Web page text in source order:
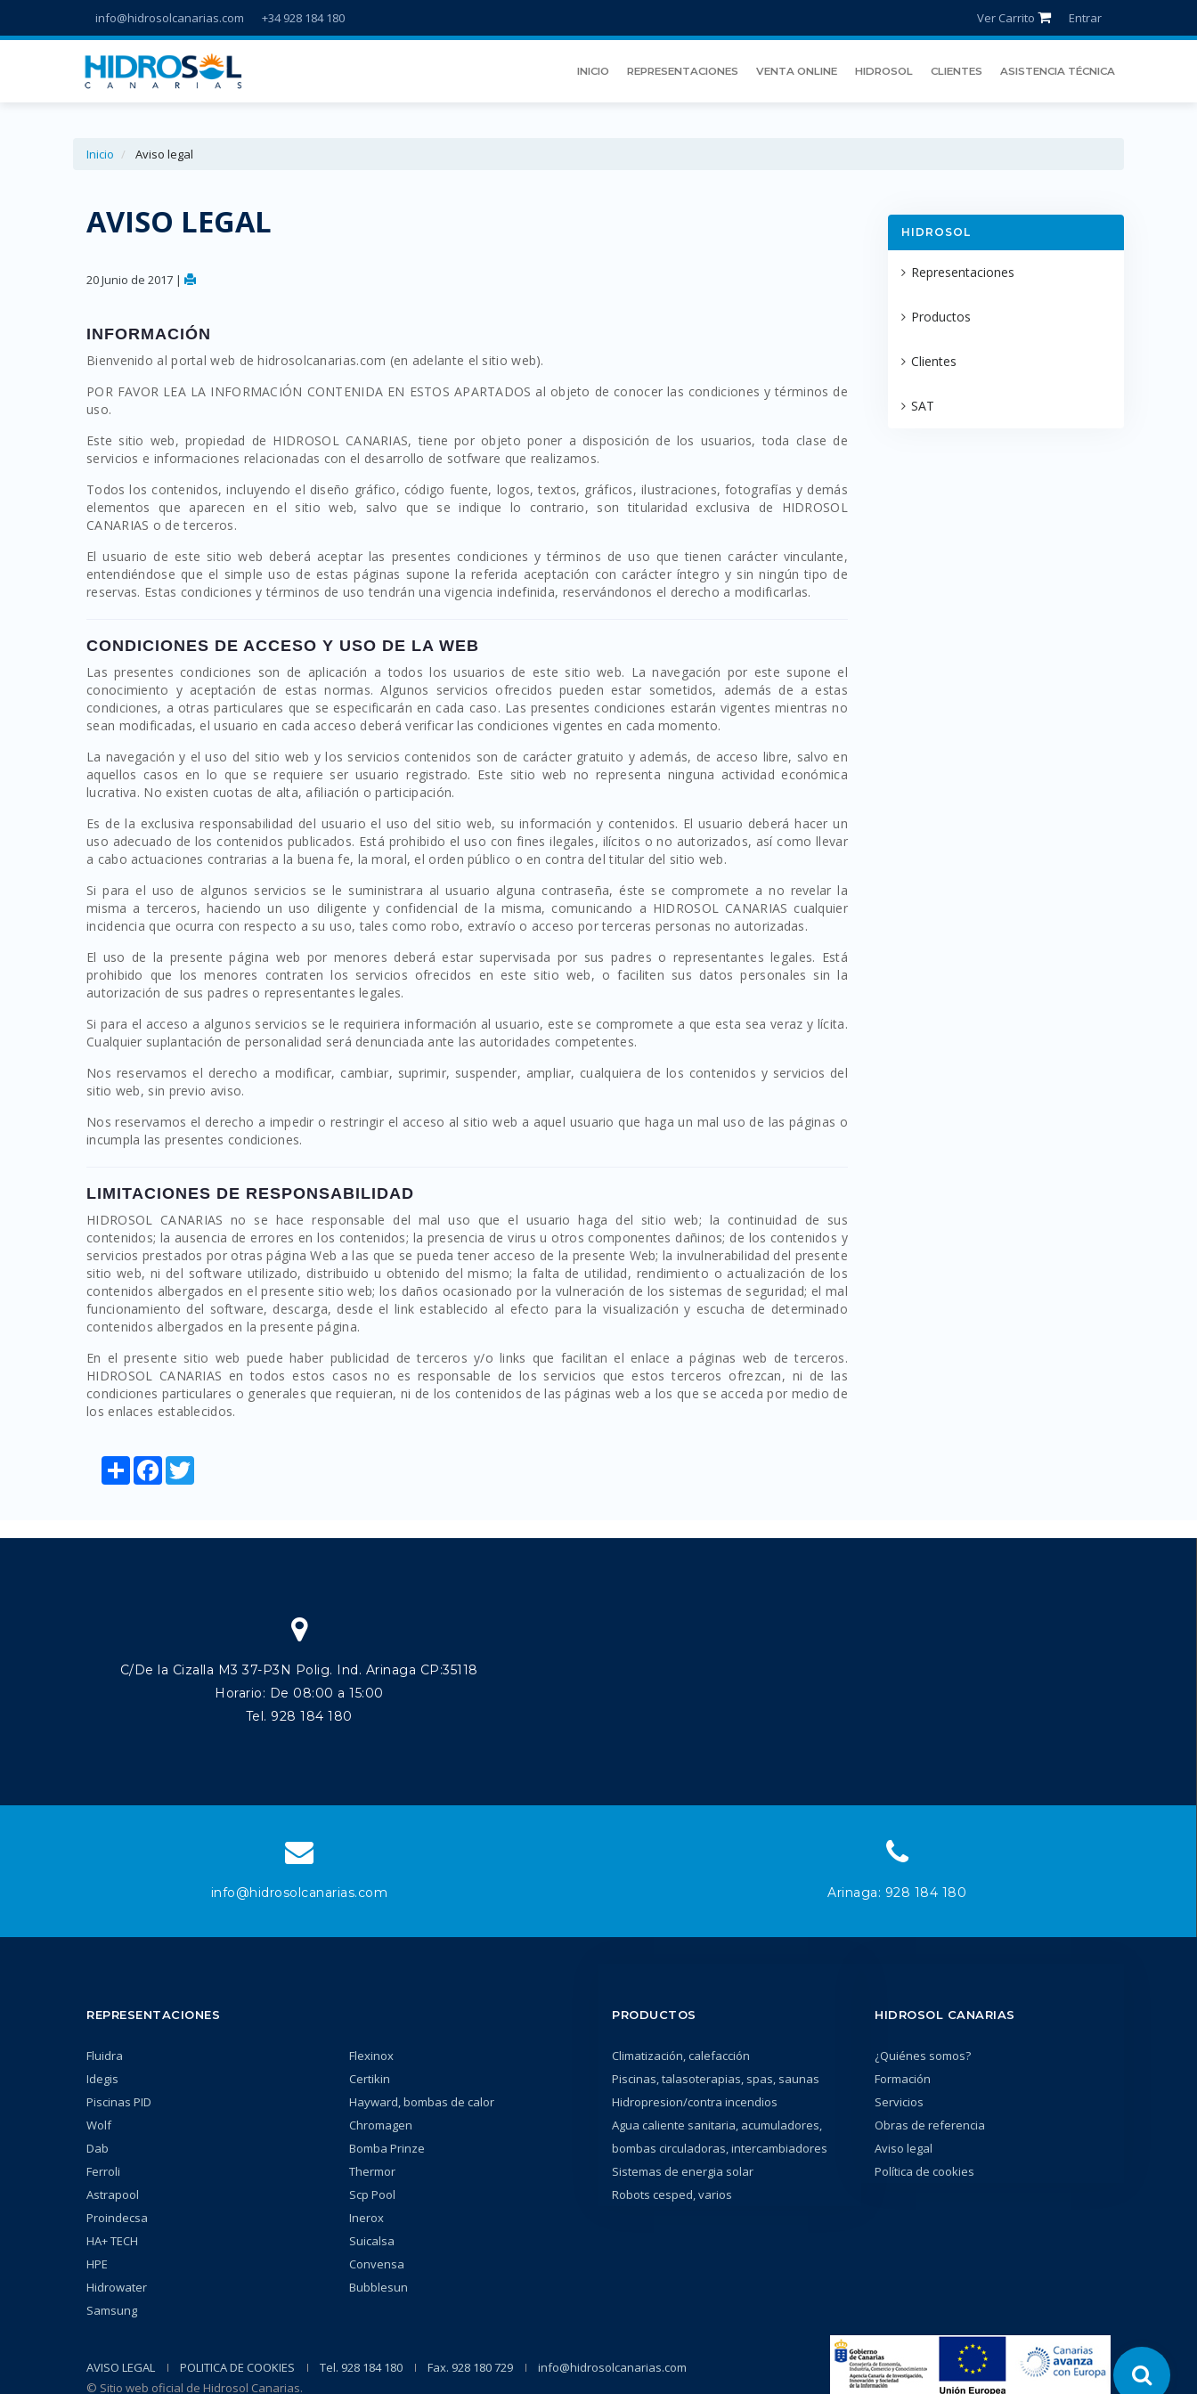
info@hidrosolcanarias.com +34 928 184 180 Ver Carrito Entrar
INICIO REPRESENTACIONES VENTA ONLINE HIDROSOL CLIENTES ASISTENCIA TÉCNICA
Inicio Aviso legal
AVISO LEGAL
20 Junio de 2017 |
INFORMACIÓN
Bienvenido al portal web de hidrosolcanarias.com (en adelante el sitio web).
POR FAVOR LEA LA INFORMACIÓN CONTENIDA EN ESTOS APARTADOS al objeto de conocer las condiciones y términos de
uso.
Este sitio web, propiedad de HIDROSOL CANARIAS, tiene por objeto poner a disposición de los usuarios, toda clase de
servicios e informaciones relacionadas con el desarrollo de sotfware que realizamos.
Todos los contenidos, incluyendo el diseño gráfico, código fuente, logos, textos, gráficos, ilustraciones, fotografías y demás
elementos que aparecen en el sitio web, salvo que se indique lo contrario, son titularidad exclusiva de HIDROSOL
CANARIAS o de terceros.
El usuario de este sitio web deberá aceptar las presentes condiciones y términos de uso que tienen carácter vinculante,
entendiéndose que el simple uso de estas páginas supone la referida aceptación con carácter íntegro y sin ningún tipo de
reservas. Estas condiciones y términos de uso tendrán una vigencia indefinida, reservándonos el derecho a modificarlas.
CONDICIONES DE ACCESO Y USO DE LA WEB
Las presentes condiciones son de aplicación a todos los usuarios de este sitio web. La navegación por este supone el
conocimiento y aceptación de estas normas. Algunos servicios ofrecidos pueden estar sometidos, además de a estas
condiciones, a otras particulares que se especificarán en cada caso. Las presentes condiciones estarán vigentes mientras no
sean modificadas, el usuario en cada acceso deberá verificar las condiciones vigentes en cada momento.
La navegación y el uso del sitio web y los servicios contenidos son de carácter gratuito y además, de acceso libre, salvo en
aquellos casos en lo que se requiere ser usuario registrado. Este sitio web no representa ninguna actividad económica
lucrativa. No existen cuotas de alta, afiliación o participación.
Es de la exclusiva responsabilidad del usuario el uso del sitio web, su información y contenidos. El usuario deberá hacer un
uso adecuado de los contenidos publicados. Está prohibido el uso con fines ilegales, ilícitos o no autorizados, así como llevar
a cabo actuaciones contrarias a la buena fe, la moral, el orden público o en contra del titular del sitio web.
Si para el uso de algunos servicios se le suministrara al usuario alguna contraseña, éste se compromete a no revelar la
misma a terceros, haciendo un uso diligente y confidencial de la misma, comunicando a HIDROSOL CANARIAS cualquier
incidencia que ocurra con respecto a su uso, tales como robo, extravío o acceso por terceras personas no autorizadas.
El uso de la presente página web por menores deberá estar supervisada por sus padres o representantes legales. Está
prohibido que los menores contraten los servicios ofrecidos en este sitio web, o faciliten sus datos personales sin la
autorización de sus padres o representantes legales.
Si para el acceso a algunos servicios se le requiriera información al usuario, este se compromete a que esta sea veraz y lícita.
Cualquier suplantación de personalidad será denunciada ante las autoridades competentes.
Nos reservamos el derecho a modificar, cambiar, suprimir, suspender, ampliar, cualquiera de los contenidos y servicios del
sitio web, sin previo aviso.
Nos reservamos el derecho a impedir o restringir el acceso al sitio web a aquel usuario que haga un mal uso de las páginas o
incumpla las presentes condiciones.
LIMITACIONES DE RESPONSABILIDAD
HIDROSOL CANARIAS no se hace responsable del mal uso que el usuario haga del sitio web; la continuidad de sus
contenidos; la ausencia de errores en los contenidos; la presencia de virus u otros componentes dañinos; de los contenidos y
servicios prestados por otras página Web a las que se pueda tener acceso de la presente Web; la invulnerabilidad del presente
sitio web, ni del software utilizado, distribuido u obtenido del mismo; la falta de utilidad, rendimiento o actualización de los
contenidos albergados en el presente sitio web; los daños ocasionado por la vulneración de los sistemas de seguridad; el mal
funcionamiento del software, descarga, desde el link establecido al efecto para la visualización y escucha de determinado
contenidos albergados en la presente página.
En el presente sitio web puede haber publicidad de terceros y/o links que facilitan el enlace a páginas web de terceros.
HIDROSOL CANARIAS en todos estos casos no es responsable de los servicios que estos terceros ofrezcan, ni de las
condiciones particulares o generales que requieran, ni de los contenidos de las páginas web a los que se acceda por medio de
los enlaces establecidos.
Share Facebook
HIDROSOL
Representaciones
Productos
Clientes
SAT
C/De la Cizalla M3 37-P3N Polig. Ind. Arinaga CP:35118
Horario: De 08:00 a 15:00
Tel. 928 184 180
info@hidrosolcanarias.com Arinaga: 928 184 180
REPRESENTACIONES
Fluidra
Flexinox
Idegis
Certikin
Piscinas PID
Hayward, bombas de calor
Wolf
Chromagen
Dab
Bomba Prinze
Ferroli
Thermor
Astrapool
Scp Pool
Proindecsa
Inerox
HA+ TECH
Suicalsa
HPE
Convensa
Hidrowater
Bubblesun
Samsung
PRODUCTOS
Climatización, calefacción
Piscinas, talasoterapias, spas, saunas
Hidropresion/contra incendios
Agua caliente sanitaria, acumuladores,
bombas circuladoras, intercambiadores
Sistemas de energia solar
Robots cesped, varios
HIDROSOL CANARIAS
¿Quiénes somos?
Formación
Servicios
Obras de referencia
Aviso legal
Política de cookies
AVISO LEGAL POLITICA DE COOKIES Tel. 928 184 180 Fax. 928 180 729
info@hidrosolcanarias.com
© Sitio web oficial de Hidrosol Canarias.